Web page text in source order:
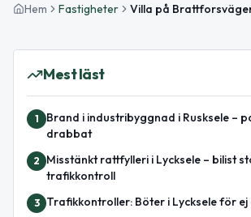
Hem Fastigheter
Mest läst
1
Brand i industribyggnad i Rusksele –
drabbat
2
Misstänkt rattfylleri i Lycksele – bilist
trafikkontroll
3 Trafikkontroller: Böter i Lycksele för